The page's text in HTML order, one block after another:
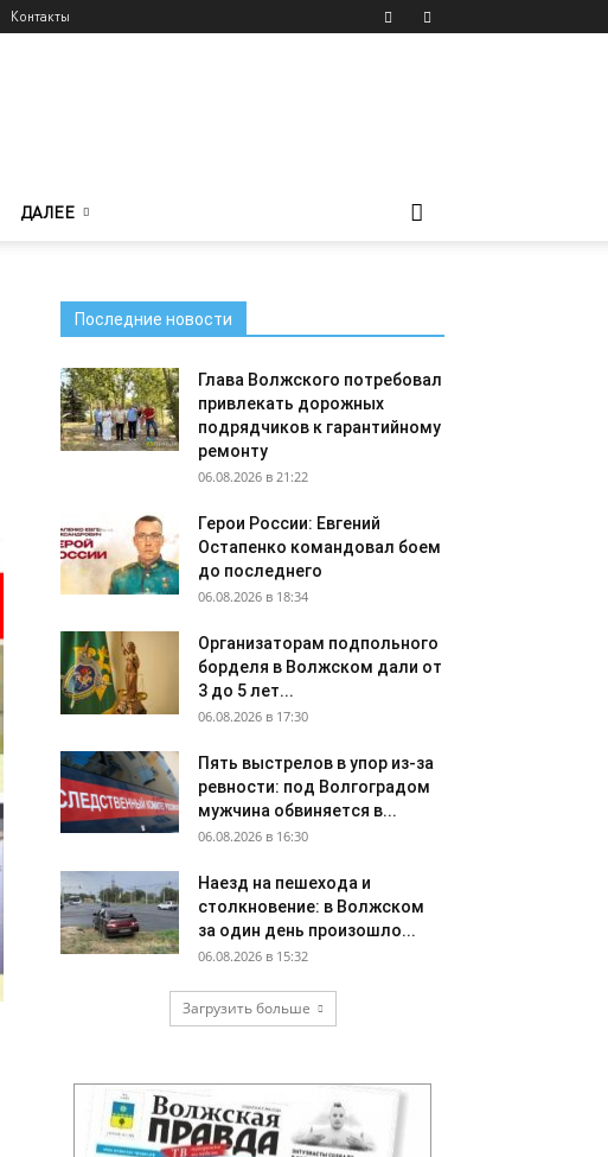
Контакты
ДАЛЕЕ
Последние новости
Глава Волжского потребовал
привлекать дорожных
подрядчиков к гарантийному
ремонту
06.08.2026 в 21:22
Герои России: Евгений
Остапенко командовал боем
до последнего
06.08.2026 в 18:34
Организаторам подпольного
борделя в Волжском дали от
3 до 5 лет...
06.08.2026 в 17:30
Пять выстрелов в упор из-за
ревности: под Волгоградом
мужчина обвиняется в...
06.08.2026 в 16:30
Наезд на пешехода и
столкновение: в Волжском
за один день произошло...
06.08.2026 в 15:32
Загрузить больше